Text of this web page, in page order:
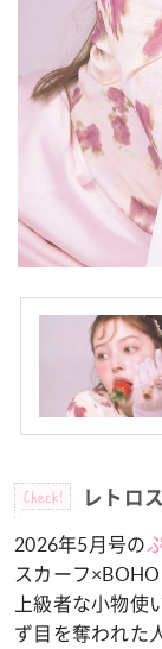
Check! レトロ
2026年5月号の
スカーフ
上級者な小物使
ず目を奪われた